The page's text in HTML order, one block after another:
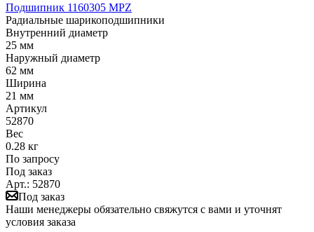
Подшипник 1160305 MPZ
Радиальные шарикоподшипники
Внутренний диаметр
25 мм
Наружный диаметр
62 мм
Ширина
21 мм
Артикул
52870
Вес
0.28 кг
По запросу
Под заказ
Арт.: 52870
Под заказ
Наши менеджеры обязательно свяжутся с вами и уточнят
условия заказа